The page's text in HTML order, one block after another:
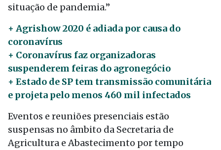
situação de pandemia.”
+ Agrishow 2020 é adiada por causa do
coronavírus
+ Coronavírus faz organizadoras
suspenderem feiras do agronegócio
+ Estado de SP tem transmissão comunitária
e projeta pelo menos 460 mil infectados
Eventos e reuniões presenciais estão
suspensas no âmbito da Secretaria de
Agricultura e Abastecimento por tempo